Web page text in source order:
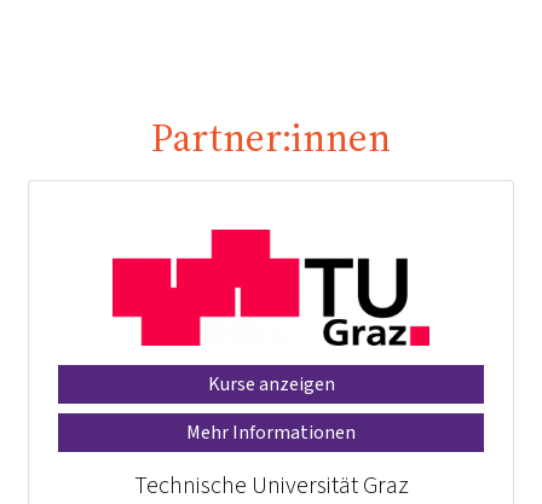
Partner:innen
Kurse anzeigen
Mehr Informationen
Technische Universität Graz